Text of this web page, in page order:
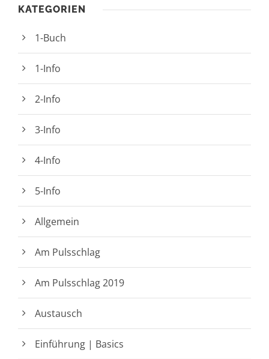
KATEGORIEN
1-Buch
1-Info
2-Info
3-Info
4-Info
5-Info
Allgemein
Am Pulsschlag
Am Pulsschlag 2019
Austausch
Einführung | Basics